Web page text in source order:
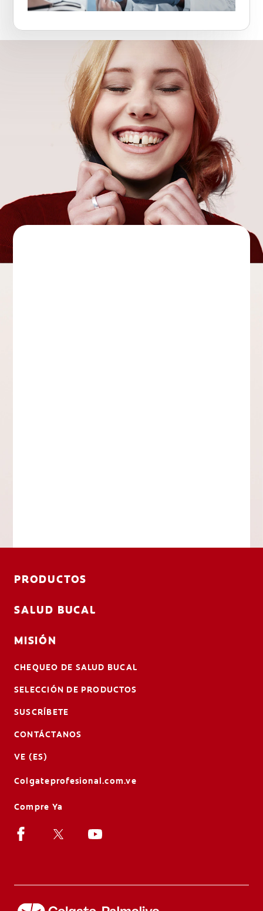
PRODUCTOS
SALUD BUCAL
MISIÓN
CHEQUEO DE SALUD BUCAL
SELECCIÓN DE PRODUCTOS
SUSCRÍBETE
CONTÁCTANOS
VE (ES)
Colgateprofesional.com.ve
Compre Ya